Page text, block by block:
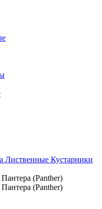
Лиственные Кустарники